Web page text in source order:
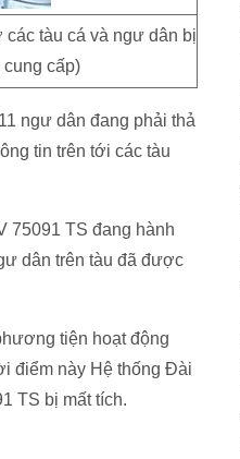
tàu cá và ngư dân bị
cấp)
ngư dân đang phải thả
tin trên tới các tàu
75091 TS đang hành
dân trên tàu đã được
tiện hoạt động
điểm này Hệ thống Đài
TS bị mất tích.